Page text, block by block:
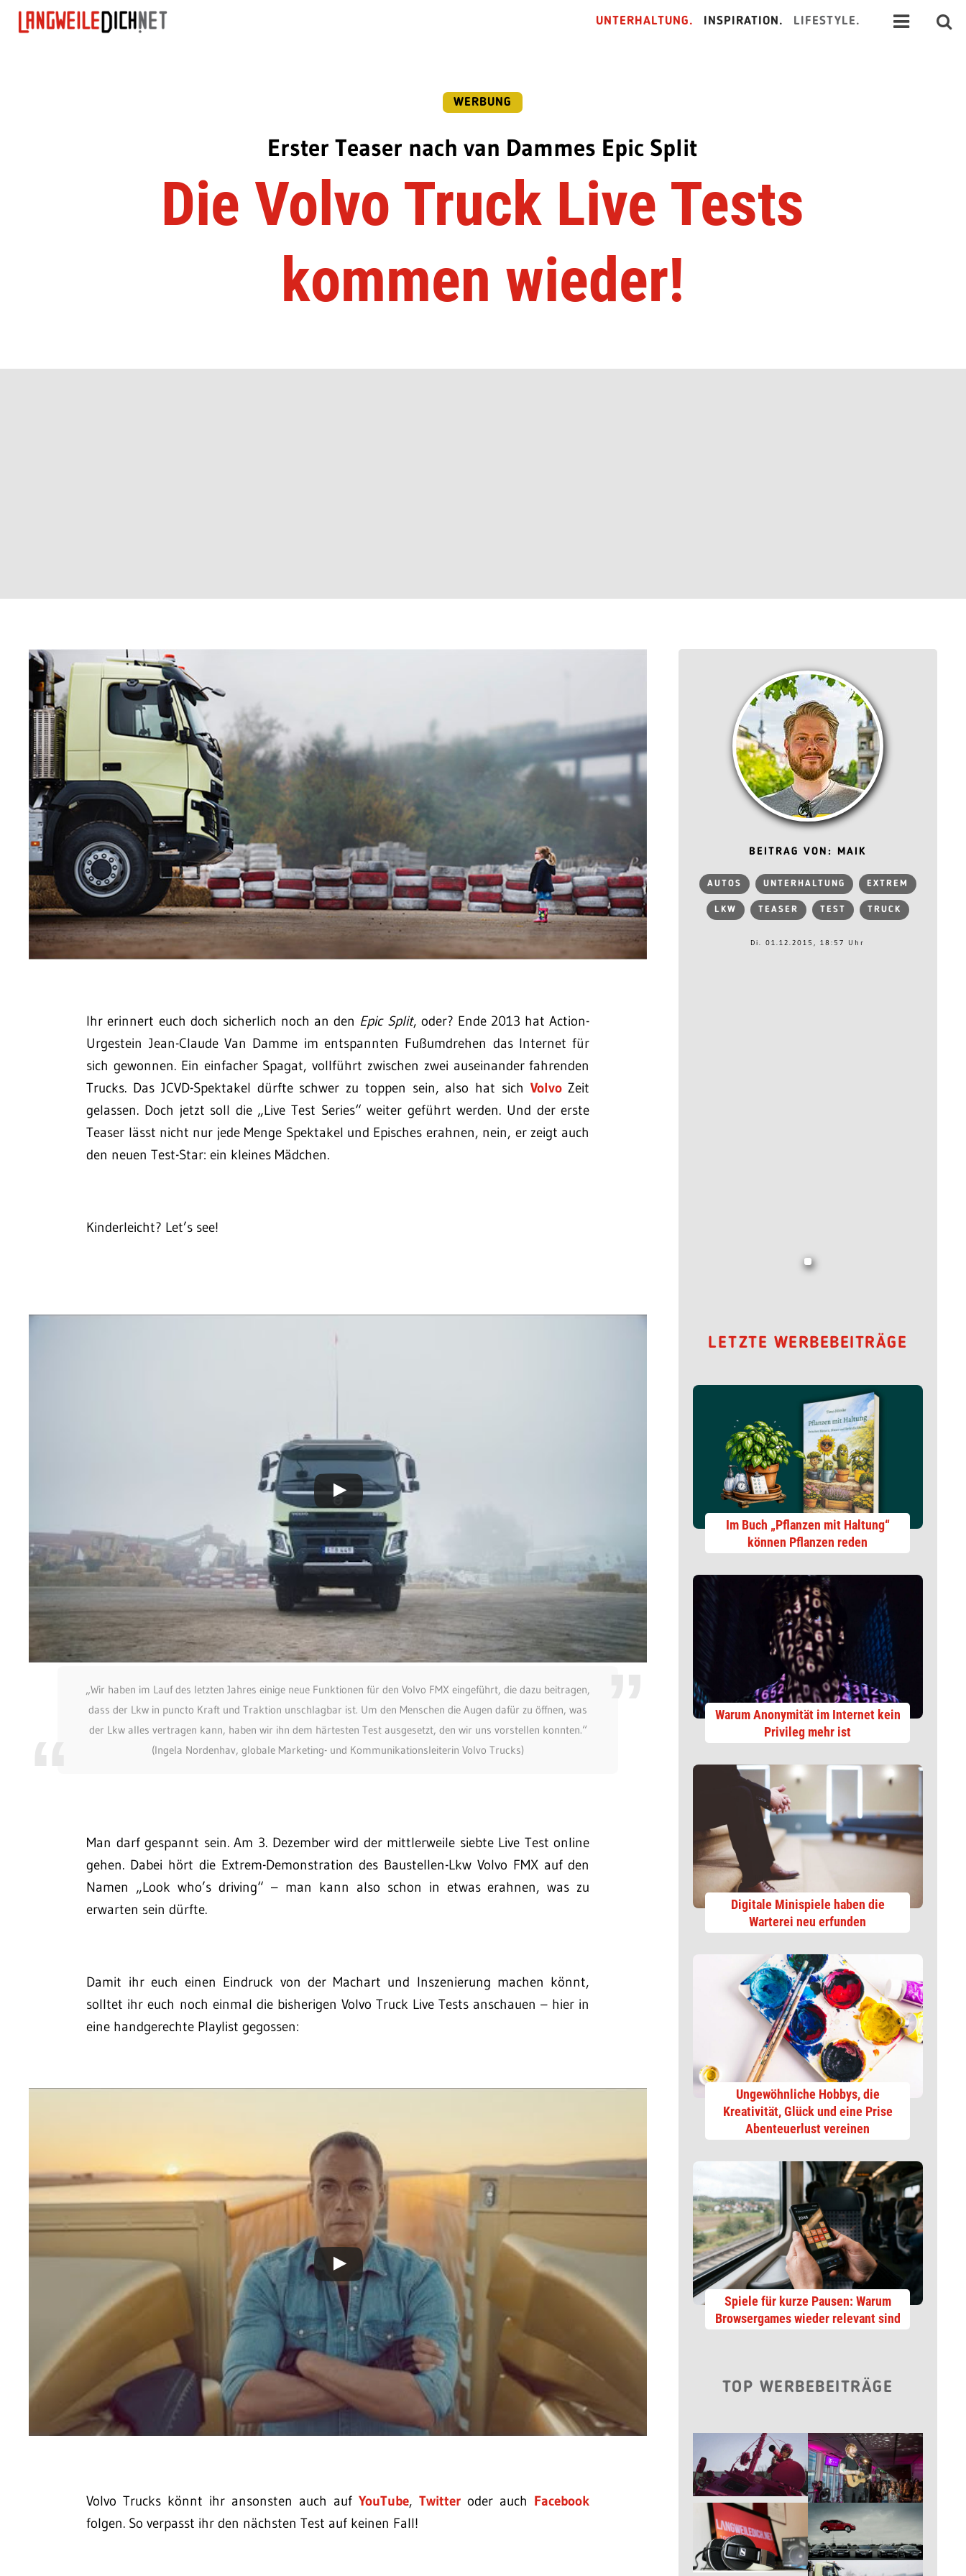
UNTERHALTUNG. INSPIRATION. LIFESTYLE.
WERBUNG
Erster Teaser nach van Dammes Epic Split
Die Volvo Truck Live Tests
kommen wieder!
Ihr erinnert euch doch sicherlich noch an den Epic Split, oder? Ende 2013 hat Action-
Urgestein Jean-Claude Van Damme im entspannten Fußumdrehen das Internet für
sich gewonnen. Ein einfacher Spagat, vollführt zwischen zwei auseinander fahrenden
Trucks. Das JCVD-Spektakel dürfte schwer zu toppen sein, also hat sich VolvoZeit
gelassen. Doch jetzt soll die „Live Test Series“ weiter geführt werden. Und der erste
Teaser lässt nicht nur jede Menge Spektakel und Episches erahnen, nein, er zeigt auch
den neuen Test-Star: ein kleines Mädchen.
Kinderleicht? Let’s see!
„Wir haben im Lauf des letzten Jahres einige neue Funktionen für den Volvo FMX eingeführt, die dazu beitragen,
dass der Lkw in puncto Kraft und Traktion unschlagbar ist. Um den Menschen die Augen dafür zu öffnen, was
der Lkw alles vertragen kann, haben wir ihn dem härtesten Test ausgesetzt, den wir uns vorstellen konnten.“
(Ingela Nordenhav, globale Marketing- und Kommunikationsleiterin Volvo Trucks)
Man darf gespannt sein. Am 3. Dezember wird der mittlerweile siebte Live Test online
gehen. Dabei hört die Extrem-Demonstration des Baustellen-Lkw Volvo FMX auf den
Namen „Look who’s driving“ – man kann also schon in etwas erahnen, was zu
erwarten sein dürfte.
Damit ihr euch einen Eindruck von der Machart und Inszenierung machen könnt,
solltet ihr euch noch einmal die bisherigen Volvo Truck Live Tests anschauen – hier in
eine handgerechte Playlist gegossen:
Volvo Trucks könnt ihr ansonsten auch aufYouTube,Twitter oder auch Facebook
folgen. So verpasst ihr den nächsten Test auf keinen Fall!
BEITRAG VON: MAIK
AUTOS UNTERHALTUNG EXTREM
LKW TEASER TEST TRUCK
Di. 01.12.2015, 18:57 Uhr
LETZTE WERBEBEITRÄGE
Im Buch „Pflanzen mit Haltung“
können Pflanzen reden
Warum Anonymität im Internet kein
Privileg mehr ist
Digitale Minispiele haben die
Warterei neu erfunden
Ungewöhnliche Hobbys, die
Kreativität, Glück und eine Prise
Abenteuerlust vereinen
Spiele für kurze Pausen: Warum
Browsergames wieder relevant sind
TOP WERBEBEITRÄGE